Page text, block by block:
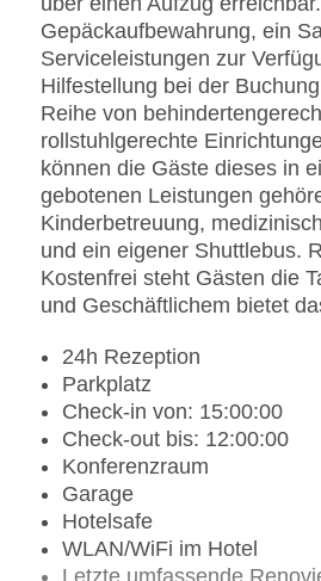
Gepäckaufbewahrung, ein
Serviceleistungen zur
Hilfestellung bei der
Reihe von
rollstuhlgerechte
können die Gäste dieses in
gebotenen Leistungen
Kinderbetreuung,
und ein eigener Shuttlebus.
Kostenfrei steht Gästen die
und Geschäftlichem bietet
24h Rezeption
Parkplatz
Check-in von: 15:00:00
Check-out bis: 12:00:00
Konferenzraum
Garage
Hotelsafe
WLAN/WiFi im Hotel